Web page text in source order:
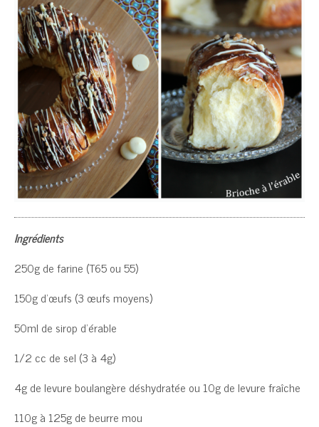
Ingrédients
250g de farine (T65 ou 55)
150g d’œufs (3 œufs moyens)
50ml de sirop d’érable
1/2 cc de sel (3 à 4g)
4g de levure boulangère déshydratée ou 10g de levure fraîche
110g à 125g de beurre mou